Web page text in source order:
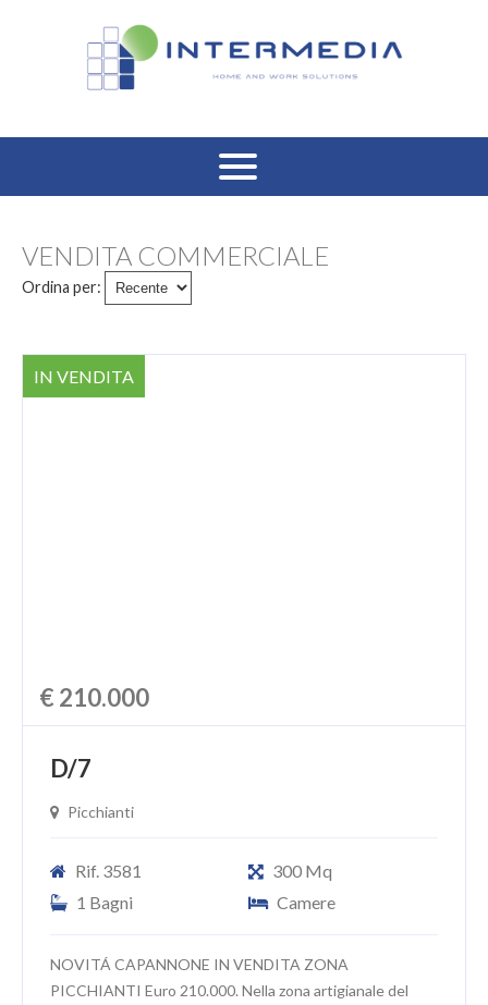
VENDITA RESIDENZIALE
VENDITA COMMERCIALE
CONTATTI
VENDITA COMMERCIALE
Ordina per:
IN VENDITA
€ 210.000
D/7
Picchianti
Rif. 3581
300 Mq
1 Bagni
Camere
NOVITÁ CAPANNONE IN VENDITA ZONA
PICCHIANTI Euro 210.000. Nella zona artigianale del